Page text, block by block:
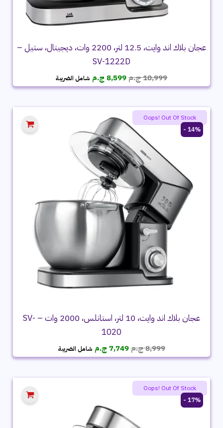
عجان بلاك اند وايت، 12.5 لتر، 2200 وات، ديجيتال، ستيل –
SV-1222D
10,999ج.مالسعر
الأصلي
10,999 ج.م.
8,599 ج.م السعر
الحالي
8,599 ج.م.
شامل الضريبة
14% -
عجان بلاك اند وايت، 10 لتر، استانلس، 2000 وات – SV-
1020
8,999ج.مالسعر
الأصلي
8,999 ج.م.
7,749 ج.م السعر
الحالي
7,749 ج.م.
شامل الضريبة
Oops! Out Of Stock
17% -
Oops! Out Of Stock